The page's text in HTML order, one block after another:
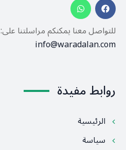
للتواصل معنا يمكنكم مراسلتنا على:
info@waradalan.com
روابط مفيدة
الرئيسية
سياسة